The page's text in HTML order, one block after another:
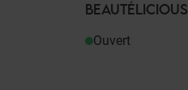
BEAUTÉLICIOUS
Ouvert